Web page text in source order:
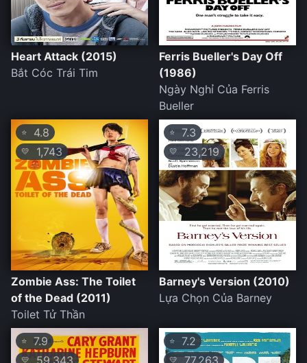
Heart Attack (2015)
Bắt Cóc Trái Tim
Ferris Bueller's Day Off
(1986)
Ngày Nghỉ Của Ferris
Bueller
⭐ 4.8
💛 1,743
Zombie Ass: The Toilet
of the Dead (2011)
Toilet Tử Thần
⭐ 7.3
💛 23,219
Barney's Version (2010)
Lựa Chọn Của Barney
⭐ 7.9
💛
⭐ 7.2
💛